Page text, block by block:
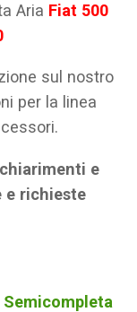
Aria Fiat 500
sul nostro
per la linea
e
e richieste